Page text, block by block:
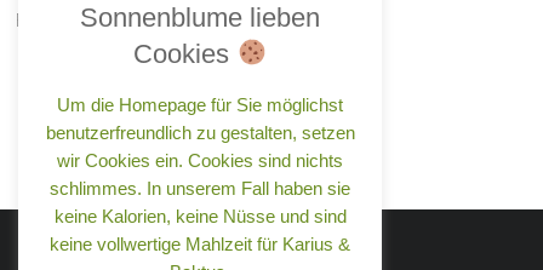
Februar 2026Sonnenblume lieben
Cookies
Um die Homepage für Sie möglichst
benutzerfreundlich zu gestalten, setzen
wir Cookies ein. Cookies sind nichts
schlimmes. In unserem Fall haben sie
keine Kalorien, keine Nüsse und sind
keine vollwertige Mahlzeit für Karius &